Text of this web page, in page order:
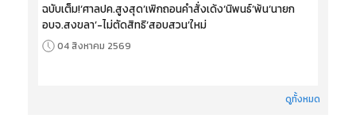
ฉบับเต็ม!‘ศาลปค.สูงสุด’เพิกถอนคำสั่งเด้ง‘นิพนธ์’พ้น‘นายก
อบจ.สงขลา’-ไม่ตัดสิทธิ‘สอบสวน’ใหม่
04 สิงหาคม 2569
ดูทั้งหมด